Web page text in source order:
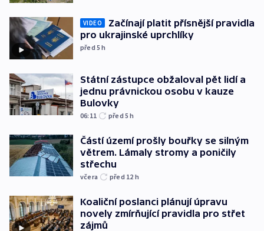
VIDEO
Začínají platit přísnější pravidla
pro ukrajinské uprchlíky
před 5h
Státní zástupce obžaloval pět lidí a
jednu právnickou osobu v kauze
Bulovky
06:11 před 5h
Částí území prošly bouřky se silným
větrem. Lámaly stromy a poničily
střechu
včera před 12 h
Koaliční poslanci plánují úpravu
novely zmírňující pravidla pro střet
zájmů